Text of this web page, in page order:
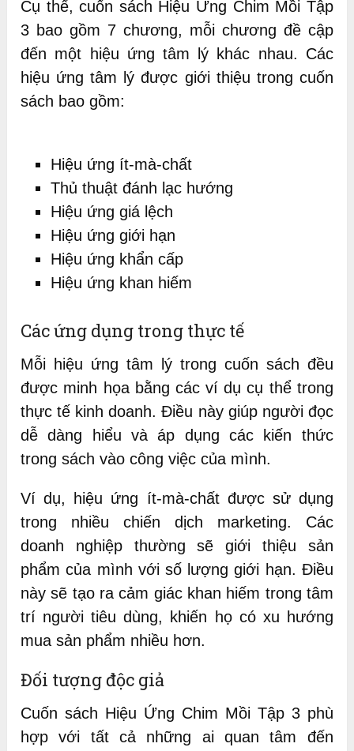
Cụ thể, cuốn sách Hiệu Ứng Chim Mồi Tập
3 bao gồm 7 chương, mỗi chương đề cập
đến một hiệu ứng tâm lý khác nhau. Các
hiệu ứng tâm lý được giới thiệu trong cuốn
sách bao gồm:
Hiệu ứng ít-mà-chất
Thủ thuật đánh lạc hướng
Hiệu ứng giá lệch
Hiệu ứng giới hạn
Hiệu ứng khẩn cấp
Hiệu ứng khan hiếm
Các ứng dụng trong thực tế
Mỗi hiệu ứng tâm lý trong cuốn sách đều
được minh họa bằng các ví dụ cụ thể trong
thực tế kinh doanh. Điều này giúp người đọc
dễ dàng hiểu và áp dụng các kiến thức
trong sách vào công việc của mình.
Ví dụ, hiệu ứng ít-mà-chất được sử dụng
trong nhiều chiến dịch marketing. Các
doanh nghiệp thường sẽ giới thiệu sản
phẩm của mình với số lượng giới hạn. Điều
này sẽ tạo ra cảm giác khan hiếm trong tâm
trí người tiêu dùng, khiến họ có xu hướng
mua sản phẩm nhiều hơn.
Đối tượng độc giả
Cuốn sách Hiệu Ứng Chim Mồi Tập 3 phù
hợp với tất cả những ai quan tâm đến